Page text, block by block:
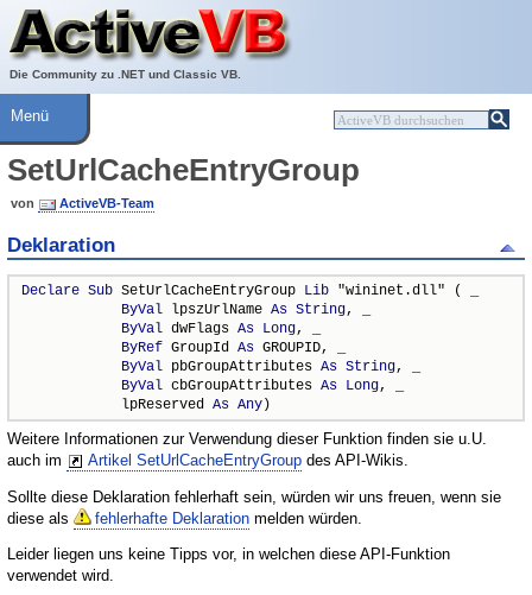
Die Community zu .NET und Classic VB.
Über ActiveVB
Hilfe
Menü
SetUrlCacheEntryGroup
von ActiveVB-Team
Deklaration
Declare Sub SetUrlCacheEntryGroup Lib "wininet.dll" ( _
ByVal lpszUrlName As String, _
ByVal dwFlags As Long, _
ByRef GroupId As GROUPID, _
ByVal pbGroupAttributes As String, _
ByVal cbGroupAttributes As Long, _
            lpReserved
As Any)
Weitere Informationen zur Verwendung dieser Funktion finden sie u.U.
auch im
Artikel SetUrlCacheEntryGroup des API-Wikis.
Sollte diese Deklaration fehlerhaft sein, würden wir uns freuen, wenn sie
diese als
fehlerhafte Deklaration melden würden.
Leider liegen uns keine Tipps vor, in welchen diese API-Funktion
verwendet wird.